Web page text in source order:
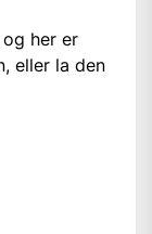
her er
eller la den